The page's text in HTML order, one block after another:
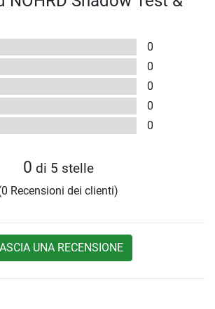
0
0
0
0
0
0 di 5 stelle
Recensioni dei clienti)
UNA RECENSIONE